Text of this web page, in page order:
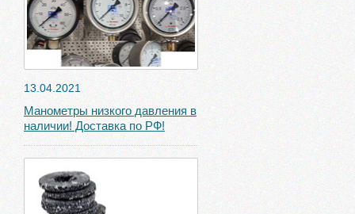
13.04.2021
Манометры низкого давления в
наличии! Доставка по РФ!